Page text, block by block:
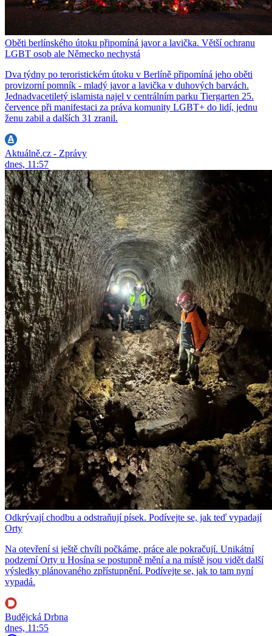
Oběti berlínského útoku připomíná javor a lavička. Větší ochranu
LGBT osob ale Německo nechystá
Dva týdny po teroristickém útoku v Berlíně připomíná jeho oběti
provizorní pomník - mladý javor a lavička v duhových barvách.
Jednadvacetiletý islamista najel v centrálním parku Tiergarten 25.
července při manifestaci za práva komunity LGBT+ do lidí, jednu
ženu zabil a dalších 31 zranil.
Aktuálně.cz - Zprávy
dnes, 11:57
Odkrývají chodbu a odstraňují písek. Podívejte se, jak teď vypadají
Orty
Na otevření si ještě chvíli počkáme, práce ale pokračují. Unikátní
podzemí Orty u Hosína se postupně mění a na místě jsou vidět další
výsledky plánovaného zpřístupnění. Podívejte se, jak to tam nyní
vypadá.
Budějcká Drbna
dnes, 11:55